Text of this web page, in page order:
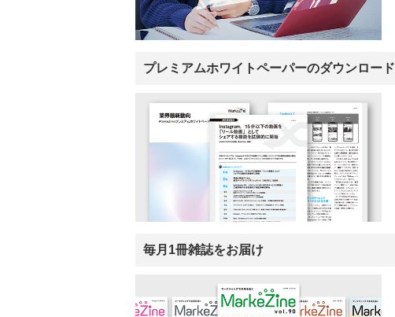
プレミアムホワイトペーパーのダウンロード
毎月1冊雑誌をお届け